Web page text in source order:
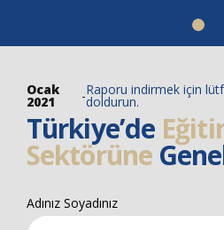
Ocak
2021 -Raporu indirmek için
doldurun.
Türkiye’de
Sektörüne
Adınız Soyadınız